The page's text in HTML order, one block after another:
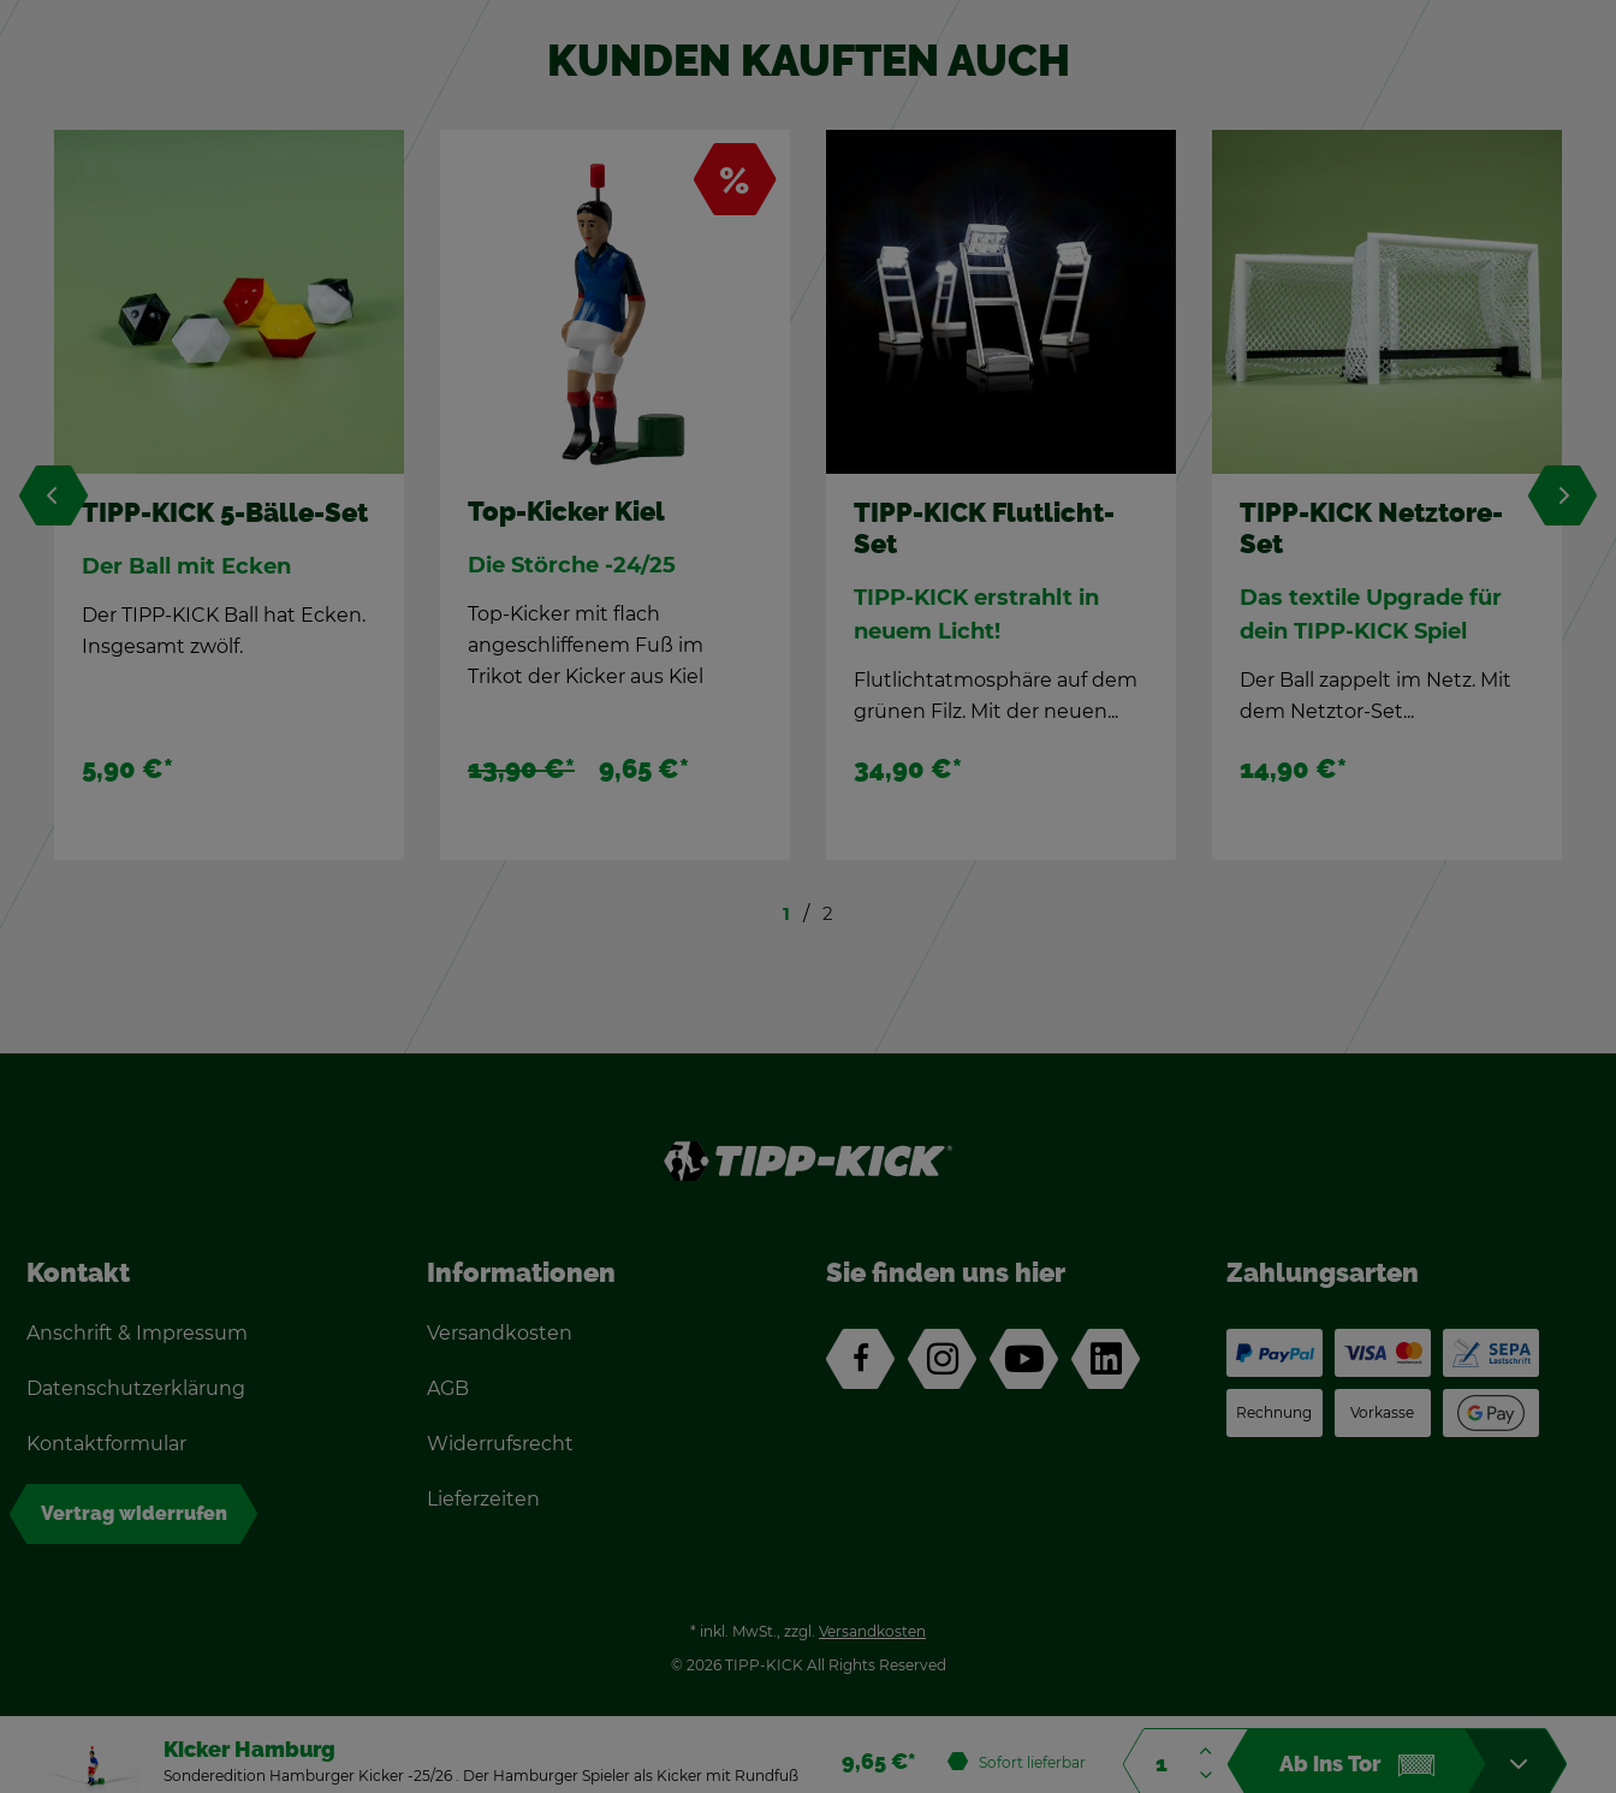
Ki­cker Ham­burg
Son­der­edi­ti­on Ham­bur­ger Ki­cker -25/26 . Der Ham­bur­ger Spie­ler als Ki­cker mit Rund­fuß
9,65 €* So­fort lie­fer­bar Ab ins Tor
KUN­DEN KAUF­TEN AUCH
Top-Ki­cker Kiel
Die Stör­che -24/25
Top-Ki­cker mit flach
an­ge­schlif­fe­nem Fuß im
13,90 €*
TIPP-KICK Flut­licht-
neuem Licht!
Flut­lichtat­mo­sphä­re auf dem
34,90 € *
TIPP-KICK Netz­to­re-
Set
Das tex­ti­le Up­grade für
dein TIPP-KICK Spiel
Der Ball zap­pelt im Netz. Mit
dem Netz­tor-Set...
14,90 €
Ki­cker Bay­ern
Bay­ern Ki­cker
Der Bay­ern Spie­ler als Ki­cker
mit Rund­fuß
13,90 €*
1 2
Kon­takt
An­schrift & Im­pres­sum
Da­ten­schutz­er­klä­rung
Kon­takt­for­mu­lar
Ver­trag wi­der­ru­fen
In­for­ma­tio­nen
Ver­sand­kos­ten
AGB
Wi­der­rufs­recht
Lie­fer­zei­ten
Sie fin­den uns hier Zah­lungs­ar­ten
Rech­nung Vor­kas­se
* inkl. MwSt., zzgl. Ver­sand­kos­ten
© 2026 TIPP-KICK All Rights Re­ser­ved